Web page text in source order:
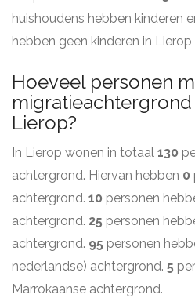
huishoudens hebben kinderen
hebben geen kinderen in Lierop
Hoeveel personen
Lierop?
In Lierop wonen in totaal 130
achtergrond. Hiervan hebben 0
achtergrond. 10 personen
achtergrond. 25 personen
achtergrond. 95 personen
nederlandse) achtergrond. 5
Marrokaanse achtergrond.